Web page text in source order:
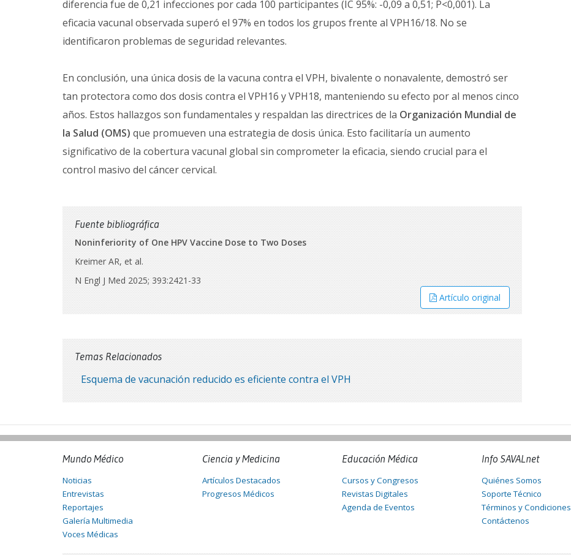
diferencia fue de 0,21 infecciones por cada 100 participantes (IC 95%: -0,09 a 0,51; P<0,001). La
eficacia vacunal observada superó el 97% en todos los grupos frente al VPH16/18. No se
identificaron problemas de seguridad relevantes.
En conclusión, una única dosis de la vacuna contra el VPH, bivalente o nonavalente, demostró ser
tan protectora como dos dosis contra el VPH16 y VPH18, manteniendo su efecto por al menos cinco
años. Estos hallazgos son fundamentales y respaldan las directrices de la Organización Mundial de
la Salud (OMS) que promueven una estrategia de dosis única. Esto facilitaría un aumento
significativo de la cobertura vacunal global sin comprometer la eficacia, siendo crucial para el
control masivo del cáncer cervical.
Fuente bibliográfica
Noninferiority of One HPV Vaccine Dose to Two Doses
Kreimer AR, et al.
N Engl J Med 2025; 393:2421-33
Artículo original
Temas Relacionados
Esquema de vacunación reducido es eficiente contra el VPH
Mundo Médico
Noticias
Entrevistas
Reportajes
Galería Multimedia
Voces Médicas
Ciencia y Medicina
Artículos Destacados
Progresos Médicos
Educación Médica
Cursos y Congresos
Revistas Digitales
Agenda de Eventos
Info SAVALnet
Quiénes Somos
Soporte Técnico
Términos y Condiciones
Contáctenos